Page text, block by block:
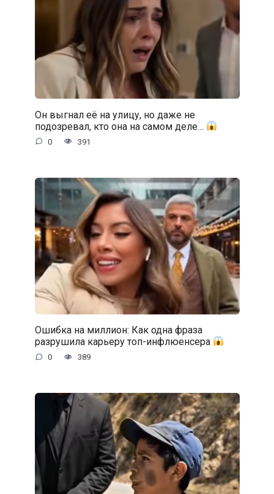
Он выгнал её на улицу, но даже не
подозревал, кто она на самом деле…
0 391
Ошибка на миллион: Как одна фраза
разрушила карьеру топ-инфлюенсера
0 389